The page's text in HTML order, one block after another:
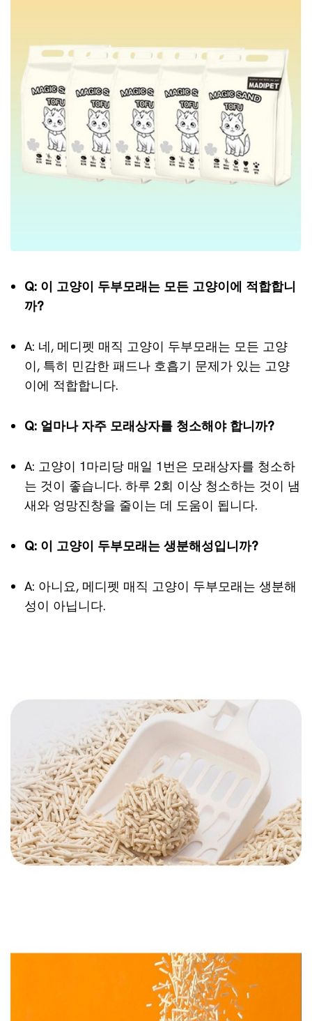
Q: 이 고양이 두부모래는 모든 고양이에 적합합니
까?
A: 네, 메디펫 매직 고양이 두부모래는 모든 고양
이, 특히 민감한 패드나 호흡기 문제가 있는 고양
이에 적합합니다.
Q: 얼마나 자주 모래상자를 청소해야 합니까?
A: 고양이 1마리당 매일 1번은 모래상자를 청소하
는 것이 좋습니다. 하루 2회 이상 청소하는 것이 냄
새와 엉망진창을 줄이는 데 도움이 됩니다.
Q: 이 고양이 두부모래는 생분해성입니까?
A: 아니요, 메디펫 매직 고양이 두부모래는 생분해
성이 아닙니다.